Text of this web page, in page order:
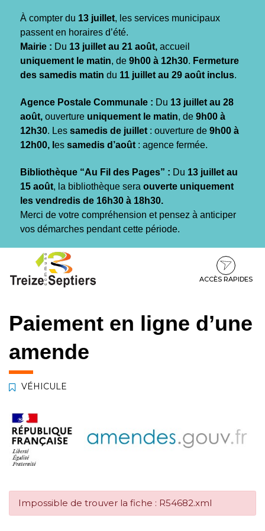
À compter du 13 juillet, les services municipaux
passent en horaires d’été.
Mairie : Du 13 juillet au 21 août, accueil
uniquement le matin, de 9h00 à 12h30. Fermeture
des samedis matin du 11 juillet au 29 août inclus.
Agence Postale Communale : Du 13 juillet au 28
août, ouverture uniquement le matin, de 9h00 à
12h30. Les samedis de juillet : ouverture de 9h00 à
12h00, l es samedis d’août : agence fermée.
Bibliothèque “Au Fil des Pages” : Du 13 juillet au
15 août, la bibliothèque sera ouverte uniquement
les vendredis de 16h30 à 18h30.
Merci de votre compréhension et pensez à anticiper
vos démarches pendant cette période.
contenu
pied
ACCÈS RAPIDES
Paiement en ligne d’une
amende
VÉHICULE
Impossible de trouver la fiche : R54682.xml